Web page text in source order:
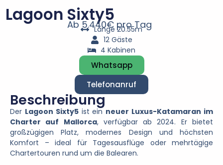
Lagoon Sixty5
Ab 5.440€ pro Tag
Länge 20.55m
12 Gäste
4 Kabinen
Whatsapp
Telefonanruf
Beschreibung
Der Lagoon Sixty5 istein neuer Luxus-Katamaran im
Charter auf Mallorca, verfügbarab2024. Erbietet
großzügigenPlatz,modernes Design undhöchsten
Komfort – ideal für Tagesausflüge oder mehrtägige
Chartertouren rund um die Balearen.